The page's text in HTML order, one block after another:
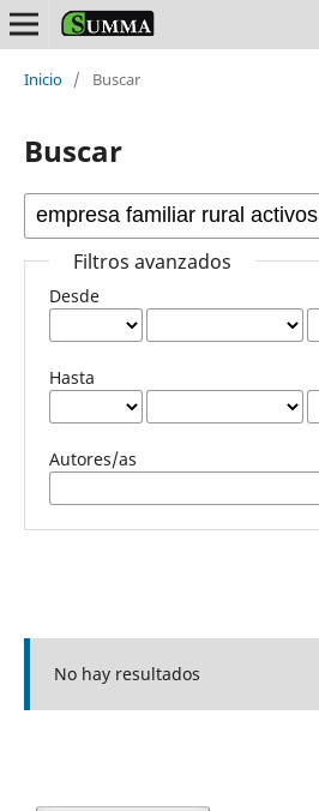
Inicio / Buscar
Buscar
Filtros avanzados
Desde
Hasta
Autores/as
No hay resultados